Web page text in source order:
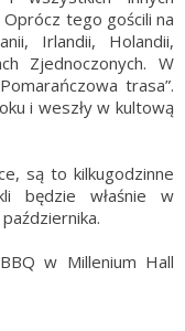
tego gościli na
Irlandii, Holandii,
Zjednoczonych. W
trasa”.
i weszły w kultową
są to kilkugodzinne
będzie właśnie w
w Millenium Hall